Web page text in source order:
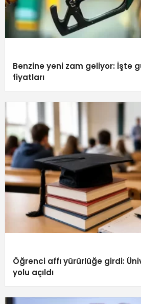
Benzine yeni zam geliyor: İşte
fiyatları
Öğrenci affı yürürlüğe girdi:
yolu açıldı